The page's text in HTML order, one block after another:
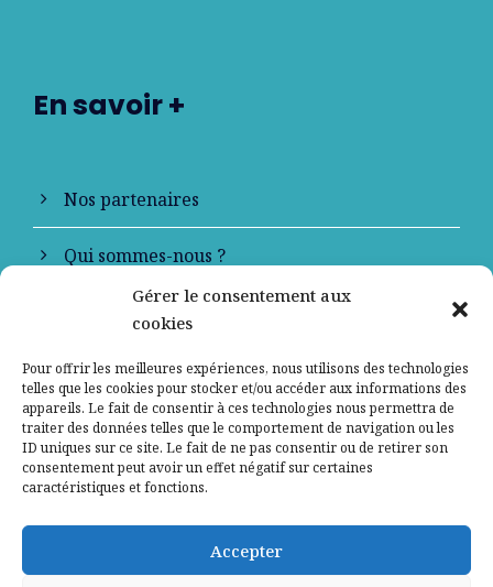
Gérer le consentement aux
cookies
Pour offrir les meilleures expériences, nous utilisons des technologies
telles que les cookies pour stocker et/ou accéder aux informations des
appareils. Le fait de consentir à ces technologies nous permettra de
traiter des données telles que le comportement de navigation ou les
ID uniques sur ce site. Le fait de ne pas consentir ou de retirer son
consentement peut avoir un effet négatif sur certaines
caractéristiques et fonctions.
Accepter
En savoir +
Nos partenaires
Qui sommes-nous ?
Contactez-nous
Mentions légales
Politique de confidentialité